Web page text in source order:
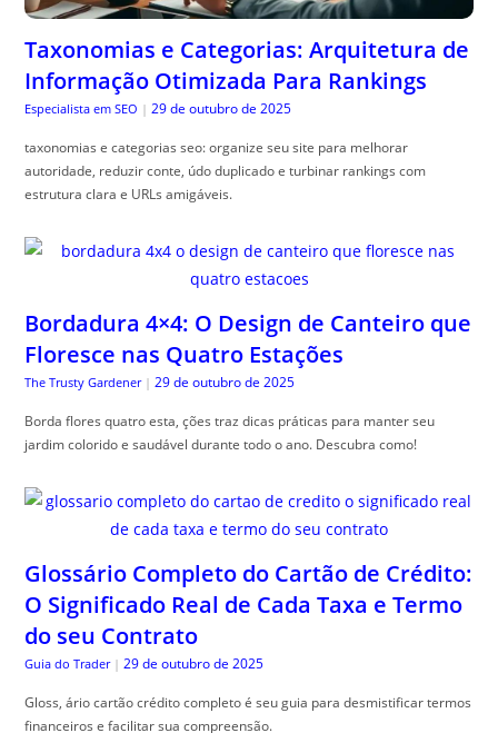
Taxonomias e Categorias: Arquitetura de
Informação Otimizada Para Rankings
Especialista em SEO | 29 de outubro de 2025
taxonomias e categorias seo: organize seu site para melhorar
autoridade, reduzir conte, údo duplicado e turbinar rankings com
estrutura clara e URLs amigáveis.
Bordadura 4×4: O Design de Canteiro que
Floresce nas Quatro Estações
The Trusty Gardener | 29 de outubro de 2025
Borda flores quatro esta, ções traz dicas práticas para manter seu
jardim colorido e saudável durante todo o ano. Descubra como!
Glossário Completo do Cartão de Crédito:
O Significado Real de Cada Taxa e Termo
do seu Contrato
Guia do Trader | 29 de outubro de 2025
Gloss, ário cartão crédito completo é seu guia para desmistificar termos
financeiros e facilitar sua compreensão.